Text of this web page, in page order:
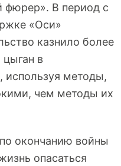
фюрер». В период с
«Оси»
казнило более
в
используя методы,
чем методы их
окончанию войны
опасаться